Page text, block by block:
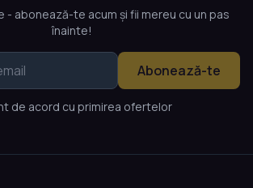
- abonează-te acum și fii mereu cu un pas
înainte!
Abonează-te
de acord cu primirea ofertelor